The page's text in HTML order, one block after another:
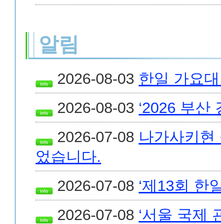
알림
2026-08-03 한일 가요
2026-08-03 ‘2026 부산
2026-07-08 나가사키
었습니다.
2026-07-08 ‘제13회 한
2026-07-08 ‘서울 국제